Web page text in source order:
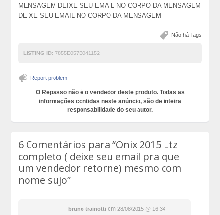
MENSAGEM DEIXE SEU EMAIL NO CORPO DA MENSAGEM
DEIXE SEU EMAIL NO CORPO DA MENSAGEM
Não há Tags
LISTING ID: 7855E057B041152
Report problem
O Repasso não é o vendedor deste produto. Todas as
informações contidas neste anúncio, são de inteira
responsabilidade do seu autor.
6 Comentários para“Onix 2015 Ltz
completo ( deixe seu email pra que
um vendedor retorne) mesmo com
nome sujo”
bruno trainotti em 28/08/2015 @ 16:34